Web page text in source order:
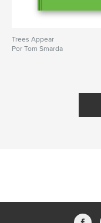
Trees Appear
Por Tom Smarda